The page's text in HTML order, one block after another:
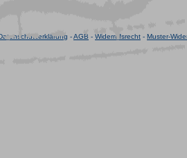
-AGB - Widerrufsrecht - Muster-